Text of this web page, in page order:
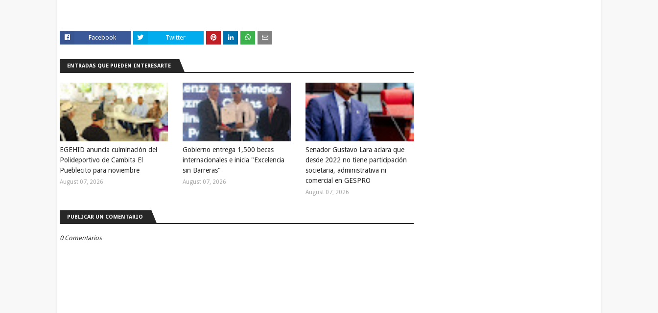
Facebook Twitter
ENTRADAS QUE PUEDEN INTERESARTE
EGEHID anuncia culminación del
Polideportivo de Cambita El
Pueblecito para noviembre
August 07, 2026
Gobierno entrega 1,500 becas
internacionales e inicia "Excelencia
sin Barreras"
August 07, 2026
Senador Gustavo Lara aclara que
desde 2022 no tiene participación
societaria, administrativa ni
comercial en GESPRO
August 07, 2026
PUBLICAR UN COMENTARIO
0 Comentarios